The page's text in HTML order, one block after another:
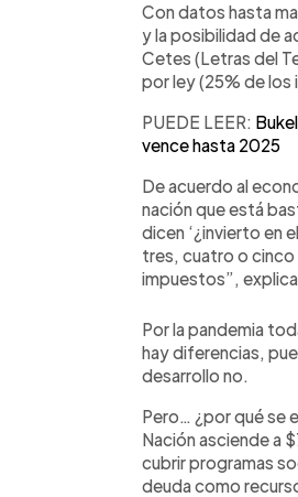
Con datos hasta
y la posibilidad de
Cetes (Letras del
por ley (25% de
PUEDE LEER:
vence hasta 2025
De acuerdo al
nación que está
dicen ‘¿invierto en
tres, cuatro o cinco
impuestos”,
Por la pandemia
hay diferencias,
desarrollo no.
Pero… ¿por qué se
Nación asciende a
cubrir programas
deuda como